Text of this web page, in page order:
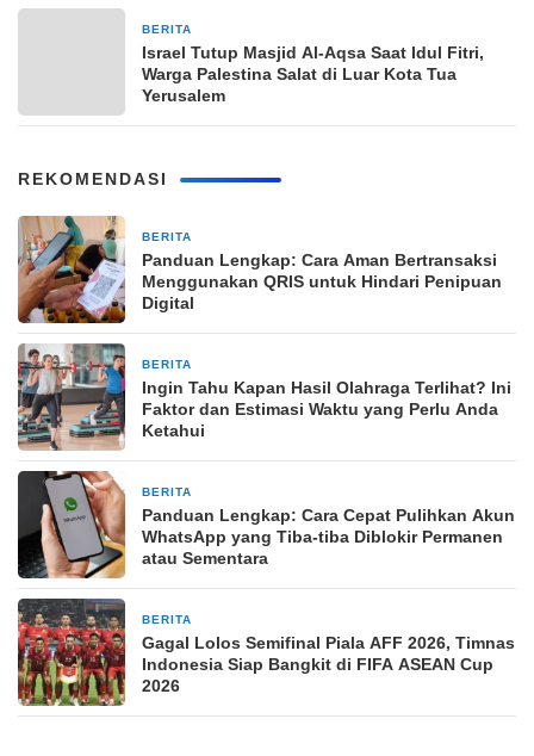
BERITA
Israel Tutup Masjid Al-Aqsa Saat Idul Fitri,
Warga Palestina Salat di Luar Kota Tua
Yerusalem
REKOMENDASI
BERITA
Panduan Lengkap: Cara Aman Bertransaksi
Menggunakan QRIS untuk Hindari Penipuan
Digital
BERITA
Ingin Tahu Kapan Hasil Olahraga Terlihat? Ini
Faktor dan Estimasi Waktu yang Perlu Anda
Ketahui
BERITA
Panduan Lengkap: Cara Cepat Pulihkan Akun
WhatsApp yang Tiba-tiba Diblokir Permanen
atau Sementara
BERITA
Gagal Lolos Semifinal Piala AFF 2026, Timnas
Indonesia Siap Bangkit di FIFA ASEAN Cup
2026